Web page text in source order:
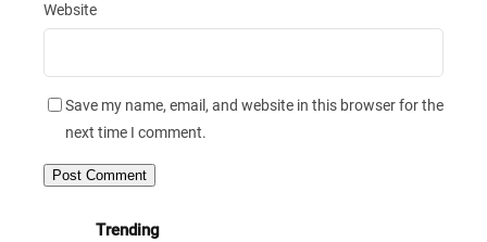
Website
Save my name, email, and website in this browser for the
next time I comment.
Trending